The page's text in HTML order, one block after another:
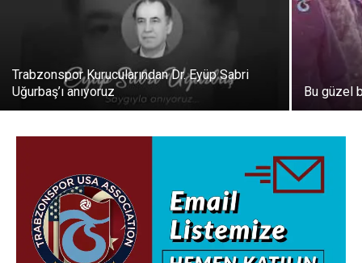
Trabzonspor Kurucularından Dr. Eyüp Sabri
Uğurbaş’ı anıyoruz
Bu güzel